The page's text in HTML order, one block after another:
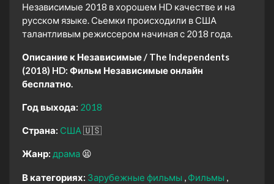
Независимые 2018 в хорошем HD качестве и на
русском языке. Сьемки происходили в США
талантливым режиссером начиная с 2018 года.
Описание к Независимые / The Independents
(2018) HD: Фильм Независимые онлайн
бесплатно.
Год выхода: 2018
Страна: США🇺🇸
Жанр: драма 😫
В категориях: Зарубежные фильмы
Фильмы